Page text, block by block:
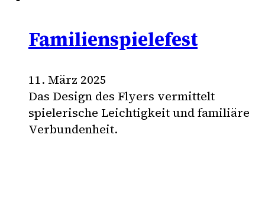
Familienspielefest
11. März 2025
Das Design des Flyers vermittelt
spielerische Leichtigkeit und familiäre
Verbundenheit.